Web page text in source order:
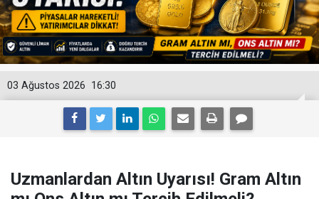
16:30
03 Ağustos 2026
Uzmanlardan Altın Uyarısı! Gram Altın